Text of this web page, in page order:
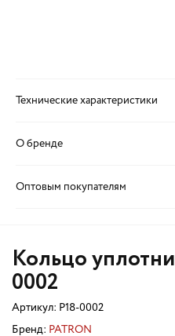
Технические характеристики
О бренде
Оптовым покупателям
Кольцо
0002
Артикул: P18-0002
Бренд: PATRON